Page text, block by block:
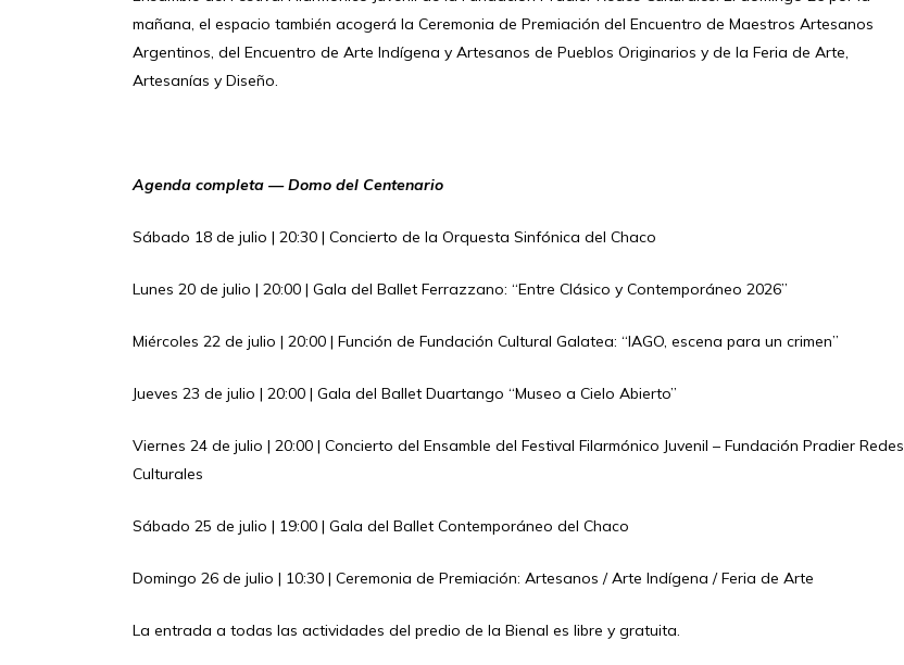
mañana, el espacio también acogerá la Ceremonia de Premiación del Encuentro de Maestros Artesanos
Argentinos, del Encuentro de Arte Indígena y Artesanos de Pueblos Originarios y de la Feria de Arte,
Artesanías y Diseño.
Agenda completa — Domo del Centenario
Sábado 18 de julio | 20:30 | Concierto de la Orquesta Sinfónica del Chaco
Lunes 20 de julio | 20:00 | Gala del Ballet Ferrazzano: “Entre Clásico y Contemporáneo 2026”
Miércoles 22 de julio | 20:00 | Función de Fundación Cultural Galatea: “IAGO, escena para un crimen”
Jueves 23 de julio | 20:00 | Gala del Ballet Duartango “Museo a Cielo Abierto”
Viernes 24 de julio | 20:00 | Concierto del Ensamble del Festival Filarmónico Juvenil – Fundación Pradier Redes
Culturales
Sábado 25 de julio | 19:00 | Gala del Ballet Contemporáneo del Chaco
Domingo 26 de julio | 10:30 | Ceremonia de Premiación: Artesanos / Arte Indígena / Feria de Arte
La entrada a todas las actividades del predio de la Bienal es libre y gratuita.